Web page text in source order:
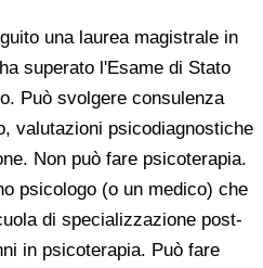
una laurea magistrale in
superato l'Esame di Stato
Può svolgere consulenza
valutazioni psicodiagnostiche
Non può fare psicoterapia.
psicologo (o un medico) che
di specializzazione post-
in psicoterapia. Può fare